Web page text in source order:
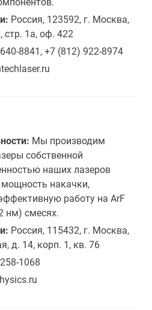
Россия, 123592, г. Москва,
стр. 1а, оф. 422
8841, +7 (812) 922-8974
Мы производим
собственной
наших лазеров
накачки,
работу на ArF
нм) смесях.
Россия, 115432, г. Москва,
д. 14, корп. 1, кв. 76
1068